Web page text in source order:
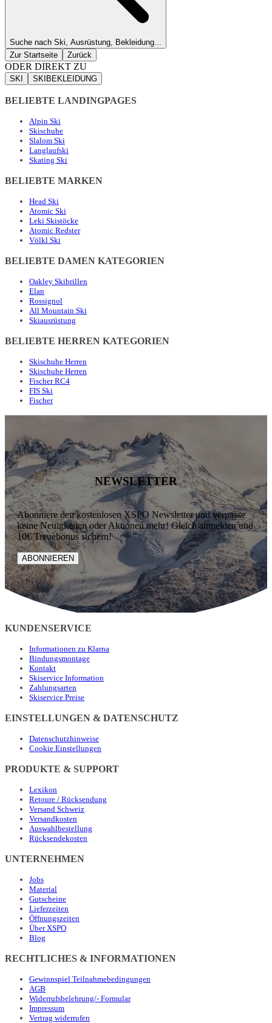
Suche nach Ski, Ausrüstung, Bekleidung...
Zur Startseite
Zurück
ODER DIREKT ZU
SKI SKIBEKLEIDUNG
BELIEBTE LANDINGPAGES
Alpin Ski
Skischuhe
Slalom Ski
Langlaufski
Skating Ski
BELIEBTE MARKEN
Head Ski
Atomic Ski
Leki Skistöcke
Atomic Redster
Völkl Ski
BELIEBTE DAMEN KATEGORIEN
Oakley Skibrillen
Elan
Rossignol
All Mountain Ski
Skiausrüstung
BELIEBTE HERREN KATEGORIEN
Skischuhe Herren
Skischuhe Herren
Fischer RC4
FIS Ski
Fischer
NEWSLETTER
Abonniere den kostenlosen XSPO Newsletter und verpasse
keine Neuigkeiten oder Aktionen mehr! Gleich anmelden und
10€ Treuebonus sichern!
ABONNIEREN
KUNDENSERVICE
Informationen zu Klarna
Bindungsmontage
Kontakt
Skiservice Information
Zahlungsarten
Skiservice Preise
EINSTELLUNGEN & DATENSCHUTZ
Datenschutzhinweise
Cookie Einstellungen
PRODUKTE & SUPPORT
Lexikon
Retoure / Rücksendung
Versand Schweiz
Versandkosten
Auswahlbestellung
Rücksendekosten
UNTERNEHMEN
Jobs
Material
Gutscheine
Lieferzeiten
Öffnungszeiten
Über XSPO
Blog
RECHTLICHES & INFORMATIONEN
Gewinnspiel Teilnahmebedingungen
AGB
Widerrufsbelehrung/- Formular
Impressum
Vertrag widerrufen